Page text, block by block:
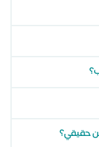
حقيقي؟